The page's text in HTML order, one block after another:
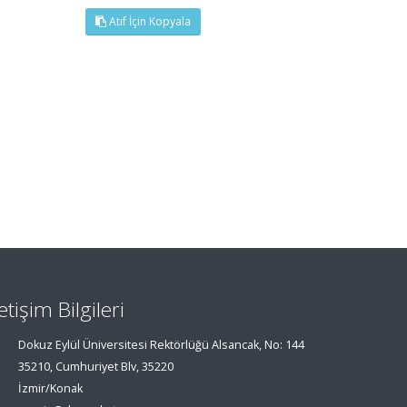
Atıf İçin Kopyala
Bilgileri
Dokuz Eylül Üniversitesi Rektörlüğü Alsancak, No: 144
35210, Cumhuriyet Blv, 35220
İzmir/Konak